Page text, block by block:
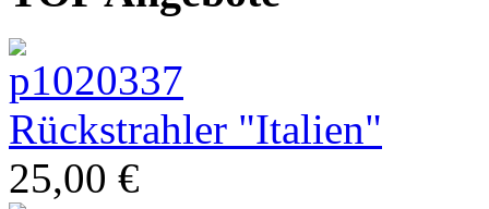
Seit mehr als 15 Jahren ihr zuverlässiger Partner wenn es um ihr
Rückstrahler "Italien"
25,00 €